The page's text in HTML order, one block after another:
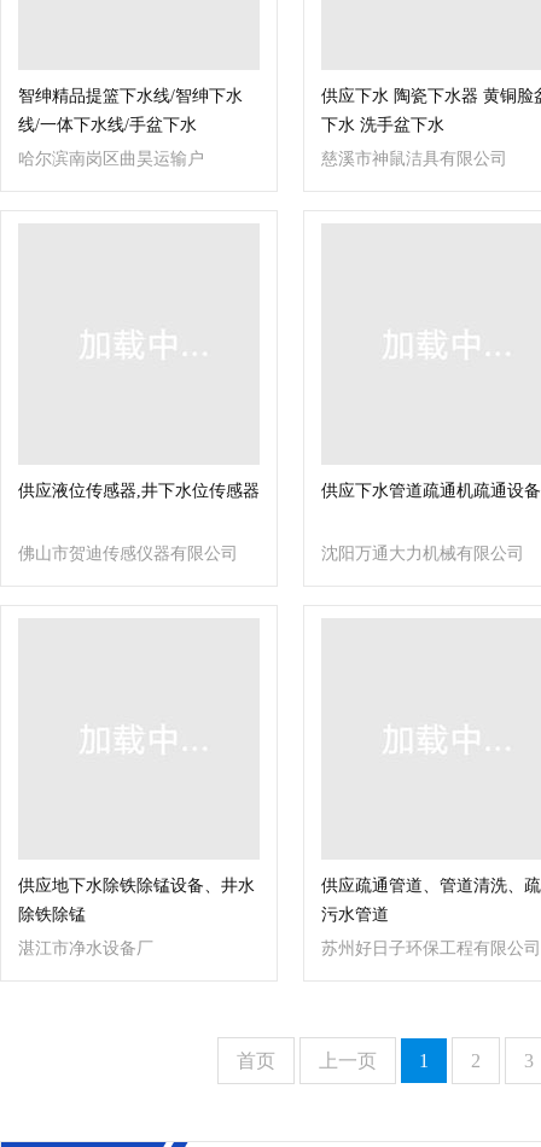
智绅精品提篮下水线/智绅下水
线/一体下水线/手盆下水
哈尔滨南岗区曲昊运输户
供应下水 陶瓷下水器 黄铜脸
下水 洗手盆下水
慈溪市神鼠洁具有限公司
供应液位传感器,井下水位传感器
佛山市贺迪传感仪器有限公司
供应下水管道疏通机疏通设备
沈阳万通大力机械有限公司
供应地下水除铁除锰设备、井水
除铁除锰
湛江市净水设备厂
供应疏通管道、管道清洗、
污水管道
苏州好日子环保工程有限公司
首页 上一页 1 2 3